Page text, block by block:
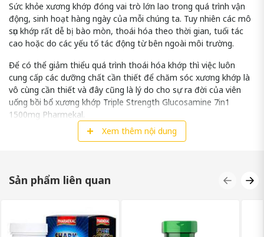
Sức khỏe xương khớp đóng vai trò lớn lao trong quá trình vận
động, sinh hoạt hàng ngày của mỗi chúng ta. Tuy nhiên các mô
sụn khớp rất dễ bị bào mòn, thoái hóa theo thời gian, tuổi tác
cao hoặc do các yếu tố tác động từ bên ngoài môi trường.
Để có thể giảm thiểu quá trình thoái hóa khớp thì việc luôn
cung cấp các dưỡng chất cần thiết để chăm sóc xương khớp là
vô cùng cần thiết và đây cũng là lý do cho sự ra đời của viên
uống bồi bổ xương khớp Triple Strength Glucosamine 7in1
1500mg Pharmekal.
GIỚI THIỆU SẢN PHẨM TRIPLE
Triple Strength Glucosamine 7in1 1500mg Pharmekal là
cường sức khỏe xương khớp của Mỹ và hiện đang được lưu
hành trên toàn cầu với đông đảo khách hàng tin dùng.
Xem thêm nội dung
Sản phẩm liên quan